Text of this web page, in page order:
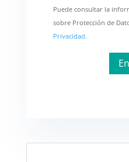
Puede consultar la
sobre Protección de
Privacidad.